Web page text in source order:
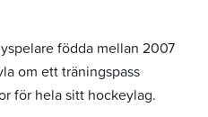
födda mellan 2007
om ett träningspass
för hela sitt hockeylag.